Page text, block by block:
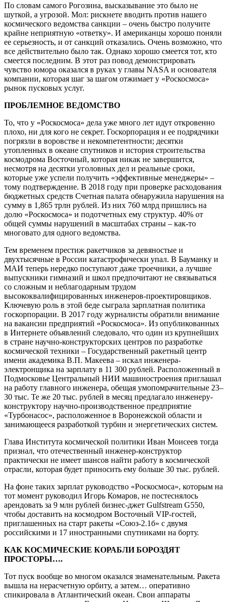
По словам самого Рогозина, высказывание это было не
шуткой, а угрозой. Мол: рискнете вводить против нашего
космического ведомства санкции – очень быстро получите
крайне неприятную «ответку». И американцы хорошо поняли
ее серьезность, и от санкций отказались. Очень возможно, что
все действительно было так. Однако хорошо смеется тот, кто
смеется последним. В этот раз повод демонстрировать
чувство юмора оказался в руках у главы NASA и основателя
компании, которая шаг за шагом отжимает у «Роскосмоса»
рынок пусковых услуг.
ПРОБЛЕМНОЕ ВЕДОМСТВО
То, что у «Роскосмоса» дела уже много лет идут откровенно
плохо, ни для кого не секрет. Госкорпорация и ее подрядчики
погрязли в воровстве и некомпетентности; десятки
утопленных в океане спутников и история строительства
космодрома Восточный, которая никак не завершится,
несмотря на десятки уголовных дел и реальные сроки,
которые уже успели получить «эффективные менеджеры» –
тому подтверждение. В 2018 году при проверке расходования
бюджетных средств Счетная палата обнаружила нарушения на
сумму в 1,865 трлн рублей. Из них 760 млрд пришлись на
долю «Роскосмоса» и подотчетных ему структур. 40% от
общей суммы нарушений в масштабах страны – как-то
многовато для одного ведомства.
Тем временем престиж ракетчиков за девяностые и
двухтысячные в России катастрофически упал. В Бауманку и
МАИ теперь нередко поступают даже троечники, а лучшие
выпускники гимназий и школ предпочитают не связываться
со сложным и неблагодарным трудом
высококвалифицированных инженеров-проектировщиков.
Ключевую роль в этой беде сыграла зарплатная политика
госкорпорации. В 2017 году журналисты обратили внимание
на вакансии предприятий «Роскосмоса». Из опубликованных
в Интернете объявлений следовало, что один из крупнейших
в стране научно-конструкторских центров по разработке
космической техники – Государственный ракетный центр
имени академика В.П. Макеева – искал инженера-
электронщика на зарплату в 11 300 рублей. Расположенный в
Подмосковье Центральный НИИ машиностроения приглашал
на работу главного инженера, обещая умопомрачительные 23–
30 тыс. Те же 20 тыс. рублей в месяц предлагало инженеру-
конструктору научно-производственное предприятие
«Турбонасос», расположенное в Воронежской области и
занимающееся разработкой турбин и энергетических систем.
Глава Института космической политики Иван Моисеев тогда
признал, что отечественный инженер-конструктор
практически не имеет шансов найти работу в космической
отрасли, которая будет приносить ему больше 30 тыс. рублей.
На фоне таких зарплат руководство «Роскосмоса», которым на
тот момент руководил Игорь Комаров, не постеснялось
арендовать за 9 млн рублей бизнес-джет Gulfstream G550,
чтобы доставить на космодром Восточный VIP-гостей,
приглашенных на старт ракеты «Союз-2.1б» с двумя
российскими и 17 иностранными спутниками на борту.
КАК КОСМИЧЕСКИЕ КОРАБЛИ БОРОЗДЯТ
ПРОСТОРЫ….
Тот пуск вообще во многом оказался знаменательным. Ракета
вышла на нерасчетную орбиту, а затем… оперативно
спикировала в Атлантический океан. Свои аппараты